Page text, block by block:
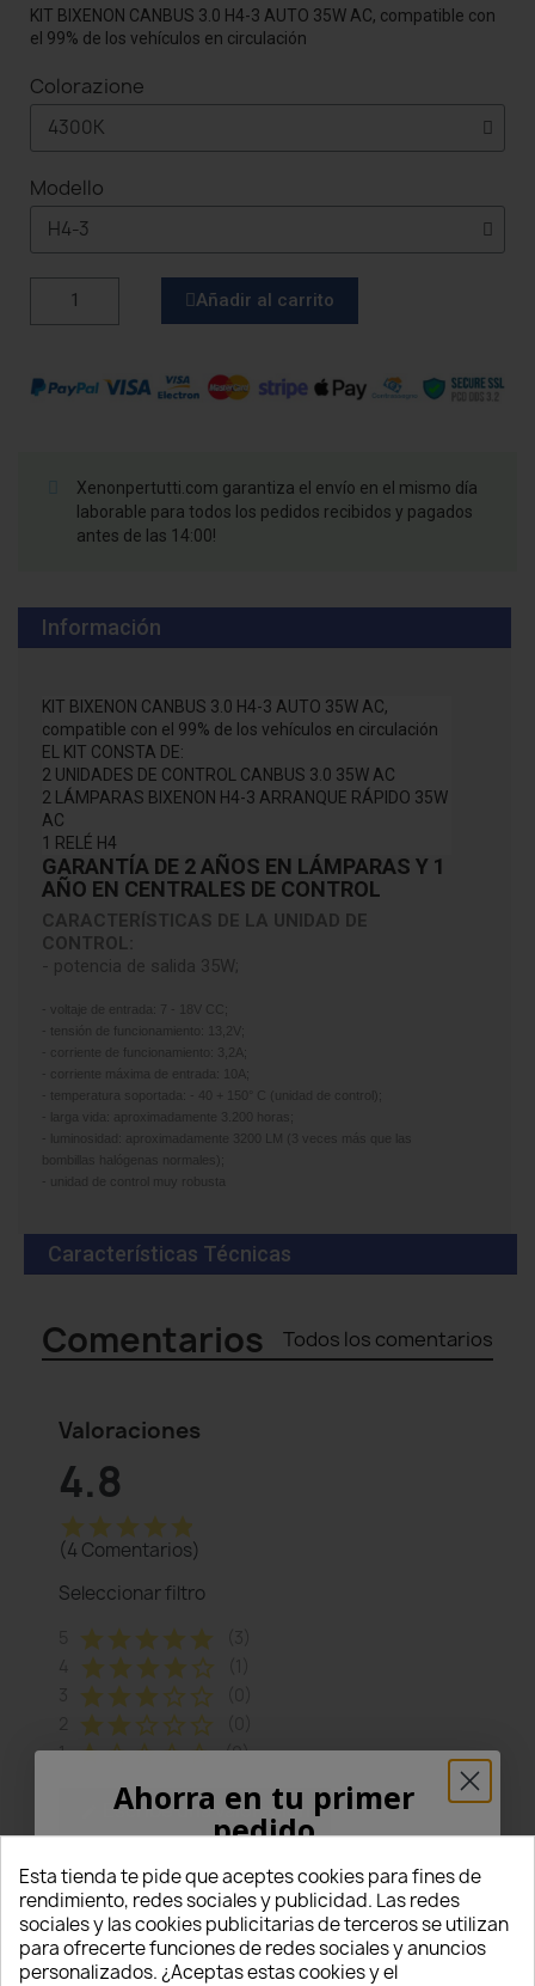
KIT BIXENON CANBUS 3.0 H4-3 AUTO 35W AC, compatible con
el 99% de los vehículos en circulación
Colorazione
Modello
Añadir al carrito
Xenonpertutti.com garantiza el envío en el mismo día
laborable para todos los pedidos recibidos y pagados
antes de las 14:00!
Información
KIT BIXENON CANBUS 3.0 H4-3 AUTO 35W AC,
compatible con el 99% de los vehículos en circulación
EL KIT CONSTA DE:
2 UNIDADES DE CONTROL CANBUS 3.0 35W AC
2 LÁMPARAS BIXENON H4-3 ARRANQUE RÁPIDO 35W
AC
1 RELÉ H4
GARANTÍA DE 2 AÑOS EN LÁMPARAS Y 1
AÑO EN CENTRALES DE CONTROL
CARACTERÍSTICAS DE LA UNIDAD DE
CONTROL:
- potencia de salida 35W;
- voltaje de entrada: 7 - 18V CC;
- tensión de funcionamiento: 13,2V;
- corriente de funcionamiento: 3,2A;
- corriente máxima de entrada: 10A;
- temperatura soportada: - 40 + 150° C (unidad de control);
- larga vida: aproximadamente 3.200 horas;
- luminosidad: aproximadamente 3200 LM (3 veces más que las
bombillas halógenas normales);
- unidad de control muy robusta
Características Técnicas
Comentarios Todos los comentarios
Valoraciones
4.8
star star star star star
(4 Comentarios)
Seleccionar filtro
star star star star star
star star star star star_border
star star star star_border star_border
star star star_border star_border star_border
1 starstar_borderstar_borderstar_borderstar_border (0)
Escribe una valoración
Ordenar por 1 2
Esta tienda te pide que aceptes cookies para fines de
rendimiento, redes sociales y publicidad. Las redes
sociales y las cookies publicitarias de terceros se utilizan
para ofrecerte funciones de redes sociales y anuncios
personalizados. ¿Aceptas estas cookies y el
Ahorra en tu primer
pedido
¡5% PARA TI!
Introduce tu correo electrónico aquí abajo
para recibir un5% DE DESCUENTOen tu